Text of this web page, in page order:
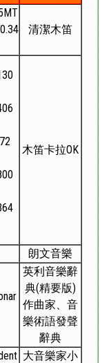
清潔木笛
木笛卡拉OK
朗文音樂
英利音樂辭
典(精要版)
作曲家、音
樂術語發聲
辭典
大音樂家小